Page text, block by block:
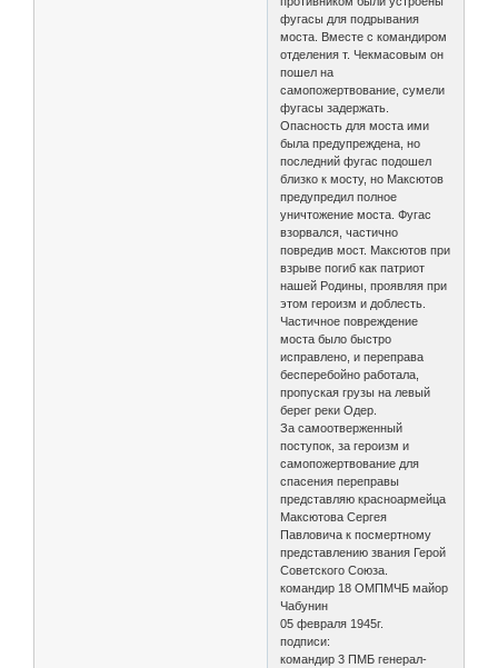
фугасы для подрывания
моста. Вместе с командиром
отделения т. Чекмасовым он
пошел на
самопожертвование, сумели
фугасы задержать.
Опасность для моста ими
была предупреждена, но
последний фугас подошел
близко к мосту, но Максютов
предупредил полное
уничтожение моста. Фугас
взорвался, частично
повредив мост. Максютов при
взрыве погиб как патриот
нашей Родины, проявляя при
этом героизм и доблесть.
Частичное повреждение
моста было быстро
исправлено, и переправа
бесперебойно работала,
пропуская грузы на левый
берег реки Одер.
За самоотверженный
поступок, за героизм и
самопожертвование для
спасения переправы
представляю красноармейца
Максютова Сергея
Павловича к посмертному
представлению звания Герой
Советского Союза.
командир 18 ОМПМЧБ майор
Чабунин
05 февраля 1945г.
подписи:
командир 3 ПМБ генерал-